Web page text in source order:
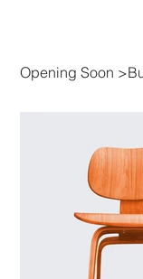
Opening Soon >